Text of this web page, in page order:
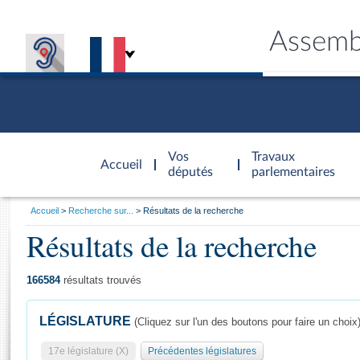
Accueil
d'accueil
Vos
députés
Travaux
parlementaires
Général
Vous
Accueil Recherche sur... Résultats de la recherche
Résultats de la recherche
166584résultats trouvés
LÉGISLATURE (Cliquez sur l'un des boutons pour faire un choix)
17e législature (X) Précédentes législatures